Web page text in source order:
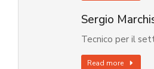
Sergio
Tecnico per il
Read more